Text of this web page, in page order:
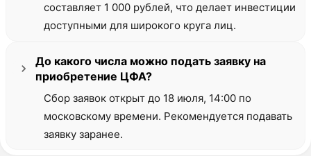
составляет 1 000 рублей, что делает инвестиции
доступными для широкого круга лиц.
До какого числа можно подать заявку на
приобретение ЦФА?
Сбор заявок открыт до 18 июля, 14:00 по
московскому времени. Рекомендуется подавать
заявку заранее.